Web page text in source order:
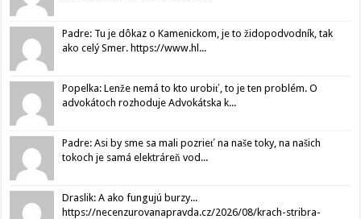
Padre: Tu je dôkaz o Kamenickom, je to židopodvodník, tak
ako celý Smer. https://www.hl...
Popelka: Lenže nemá to kto urobiť, to je ten problém. O
advokátoch rozhoduje Advokátska k...
Padre: Asi by sme sa mali pozrieť na naše toky, na našich
tokoch je samá elektráreň vod...
Draslik: A ako fungujú burzy...
https://necenzurovanapravda.cz/2026/08/krach-stribra-